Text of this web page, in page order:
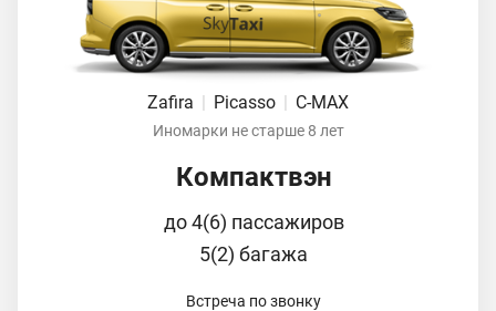
Zafira | Picasso | C-MAX
Иномарки не старше 8 лет
Компактвэн
до 4(6) пассажиров
5(2) багажа
Встреча по звонку